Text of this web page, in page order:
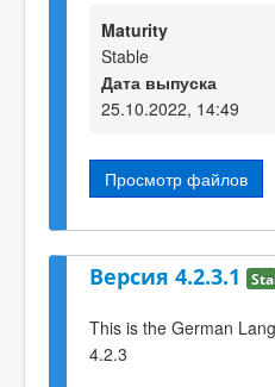
Maturity
Stable
Дата выпуска
25.10.2022, 14:49
Просмотр файлов
Версия 4.2.3.1
This is the German
4.2.3